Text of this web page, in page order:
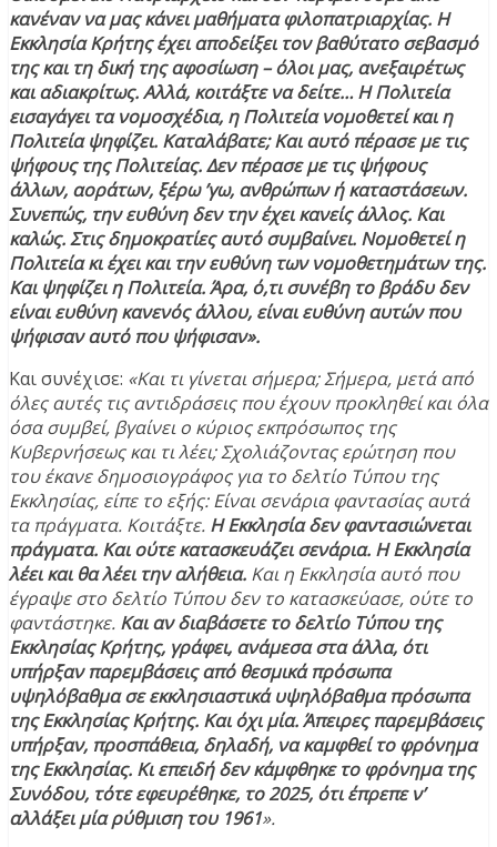
κανέναν να μας κάνει μαθήματα φιλοπατριαρχίας. Η
Εκκλησία Κρήτης έχει αποδείξει τον βαθύτατο σεβασμό
της και τη δική της αφοσίωση – όλοι μας, ανεξαιρέτως
και αδιακρίτως. Αλλά, κοιτάξτε να δείτε… Η Πολιτεία
εισαγάγει τα νομοσχέδια, η Πολιτεία νομοθετεί και η
Πολιτεία ψηφίζει. Καταλάβατε; Και αυτό πέρασε με τις
ψήφους της Πολιτείας. Δεν πέρασε με τις ψήφους
άλλων, αοράτων, ξέρω ’γω, ανθρώπων ή καταστάσεων.
Συνεπώς, την ευθύνη δεν την έχει κανείς άλλος. Και
καλώς. Στις δημοκρατίες αυτό συμβαίνει. Νομοθετεί η
Πολιτεία κι έχει και την ευθύνη των νομοθετημάτων της.
Και ψηφίζει η Πολιτεία. Άρα, ό,τι συνέβη το βράδυ δεν
είναι ευθύνη κανενός άλλου, είναι ευθύνη αυτών που
ψήφισαν αυτό που ψήφισαν».
Και συνέχισε: «Και τι γίνεται σήμερα; Σήμερα, μετά από
όλες αυτές τις αντιδράσεις που έχουν προκληθεί και όλα
όσα συμβεί, βγαίνει ο κύριος εκπρόσωπος της
Κυβερνήσεως και τι λέει; Σχολιάζοντας ερώτηση που
του έκανε δημοσιογράφος για το δελτίο Τύπου της
Εκκλησίας, είπε το εξής: Είναι σενάρια φαντασίας αυτά
τα πράγματα. Κοιτάξτε. Η Εκκλησία δεν φαντασιώνεται
πράγματα. Και ούτε κατασκευάζει σενάρια. Η Εκκλησία
λέει και θα λέει την αλήθεια. Και η Εκκλησία αυτό που
έγραψε στο δελτίο Τύπου δεν το κατασκεύασε, ούτε το
φαντάστηκε. Και αν διαβάσετε το δελτίο Τύπου της
Εκκλησίας Κρήτης, γράφει, ανάμεσα στα άλλα, ότι
υπήρξαν παρεμβάσεις από θεσμικά πρόσωπα
υψηλόβαθμα σε εκκλησιαστικά υψηλόβαθμα πρόσωπα
της Εκκλησίας Κρήτης. Και όχι μία. Άπειρες παρεμβάσεις
υπήρξαν, προσπάθεια, δηλαδή, να καμφθεί το φρόνημα
της Εκκλησίας. Κι επειδή δεν κάμφθηκε το φρόνημα της
Συνόδου, τότε εφευρέθηκε, το 2025, ότι έπρεπε ν’
αλλάξει μία ρύθμιση του 1961».